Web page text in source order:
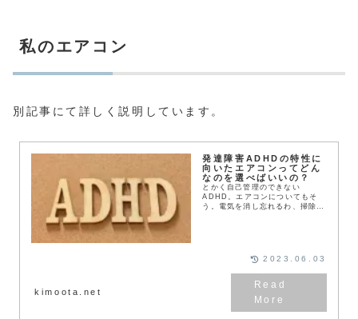
私のエアコン
別記事にて詳しく説明しています。
発達障害ADHDの特性に
向いたエアコンってどん
なのを選べばいいの？
とかく自己管理のできない
ADHD。エアコンについてもそ
う。電気を消し忘れるわ、掃除を
kimoota.net
2023.06.03